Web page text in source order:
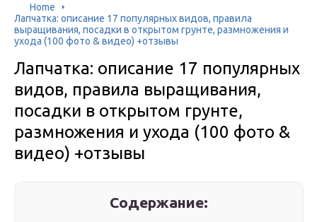
Home
Лапчатка: описание 17 популярных видов, правила
выращивания, посадки в открытом грунте, размножения и
ухода (100 фото & видео) +отзывы
Лапчатка: описание 17 популярных
видов, правила выращивания,
посадки в открытом грунте,
размножения и ухода (100 фото &
видео) +отзывы
Содержание: